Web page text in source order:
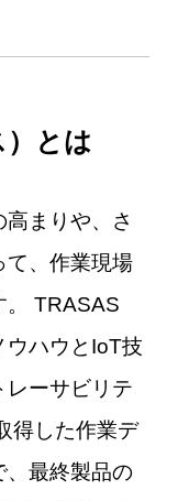
とは
まりや、さ
て、作業現場
。 TRASAS
ウハウとIoT技
レーサビリテ
得した作業デ
、最終製品の